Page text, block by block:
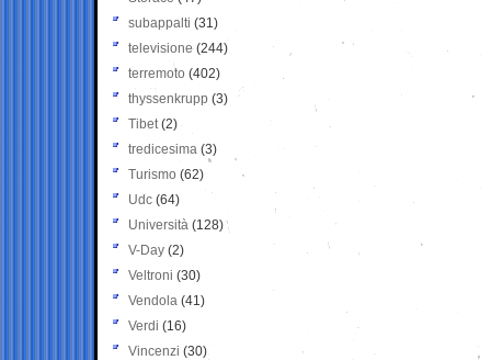
subappalti (31)
televisione(244)
terremoto (402)
thyssenkrupp (3)
Tibet(2)
tredicesima (3)
Turismo (62)
Udc (64)
Università (128)
V-Day (2)
Veltroni (30)
Vendola (41)
Verdi (16)
Vincenzi (30)